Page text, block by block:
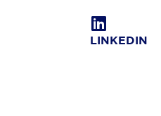
LINKEDIN